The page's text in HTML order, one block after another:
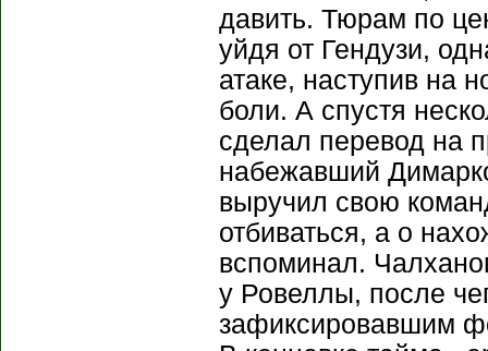
давить. Тюрам по
уйдя от Гендузи,
атаке, наступив на
боли. А спустя
сделал перевод на
набежавший
выручил свою
отбиваться, а о
вспоминал.
у Ровеллы, после
зафиксировавшим